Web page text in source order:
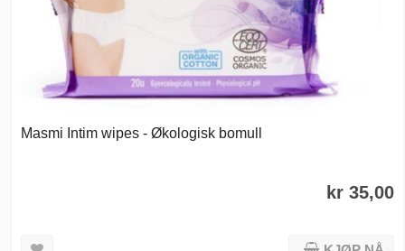
Masmi Intim wipes - Økologisk bomull
kr 35,00